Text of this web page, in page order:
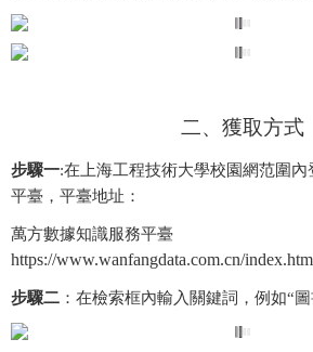
二、 獲取方式
步驟一:在上海工程技術大學校園網范圍
平臺，平臺地址：
萬方數據知識服務平臺
https://www.wanfangdata.com.cn/
步驟二 ：在檢索框內輸入關鍵詞，例如“